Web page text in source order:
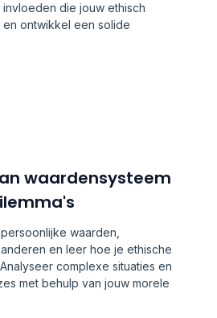
die jouw ethisch
ontwikkel een solide
waardensysteem
waarden,
en leer hoe je ethische
complexe situaties en
met behulp van jouw morele